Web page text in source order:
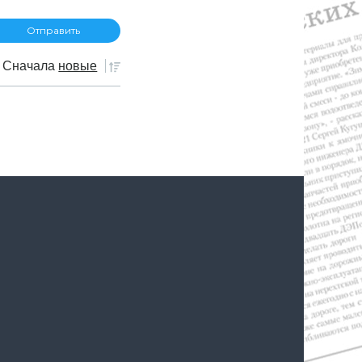
Сначала новые